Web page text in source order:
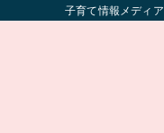
子育て情報メディア